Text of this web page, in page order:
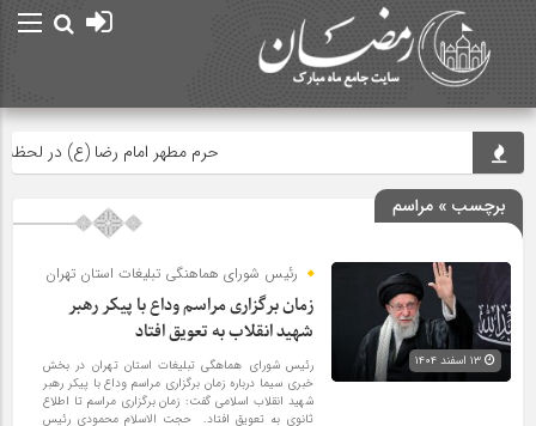
حرم مطهر امام رضا (ع) در لحظه
برچسب » مراسم
رئیس شورای هماهنگی تبلیغات استان تهران
زمان برگزاری مراسم وداع با پیکر رهبر
شهید انقلاب به تعویق افتاد
رئیس شورای هماهگی تبلیغات استان تهران در بخش
خبری سیما درباره زمان برگزاری مراسم وداع با پیکر رهبر
شهید انقلاب اسلامی گفت: زمان برگزاری مراسم تا اطلاع
ثانوی به تعویق افتاد. حجت الاسلام محمودی رئیس